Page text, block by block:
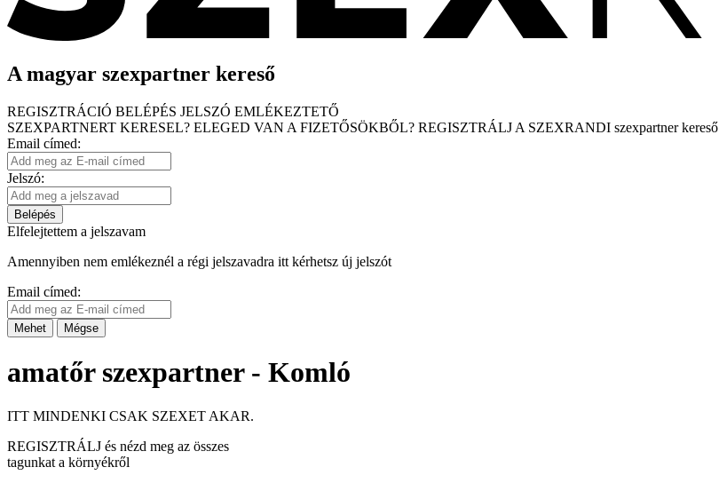
A magyar szexpartner kereső
REGISZTRÁCIÓ BELÉPÉS JELSZÓ EMLÉKEZTETŐ
SZEXPARTNERT KERESEL? ELEGED VAN A FIZETŐSÖKBŐL? REGISZTRÁLJ A SZEXRANDI szexpartner kereső
Email címed:
Jelszó:
Belépés
Elfelejtettem a jelszavam
Amennyiben nem emlékeznél a régi jelszavadra itt kérhetsz új jelszót
Email címed:
Mehet Mégse
amatőr szexpartner - Komló
ITT MINDENKI CSAK SZEXET AKAR.
REGISZTRÁLJ és nézd meg az összes
tagunkat a környékről